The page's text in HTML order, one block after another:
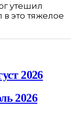
утешил
это тяжелое
2026
2026